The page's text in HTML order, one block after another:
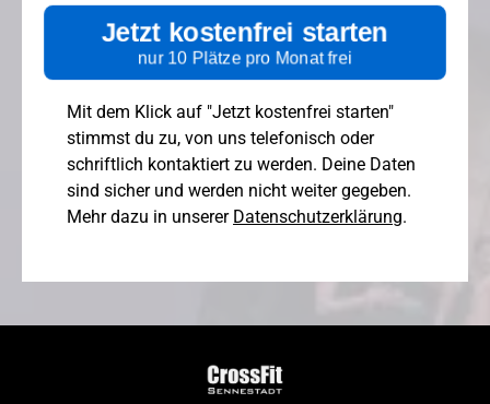
Jetzt kostenfrei starten
nur 10 Plätze pro Monat frei
Mit dem Klick auf "Jetzt kostenfrei starten"
stimmst du zu, von uns telefonisch oder
schriftlich kontaktiert zu werden. Deine Daten
sind sicher und werden nicht weiter gegeben.
Mehr dazu in unserer Datenschutzerklärung.